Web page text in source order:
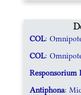
COL:
COL:
Responsorium
Antiphona: